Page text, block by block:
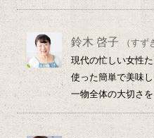
鈴木 啓子
（すず
現代の忙しい女性
使った簡単で美味
一物全体の大切さ